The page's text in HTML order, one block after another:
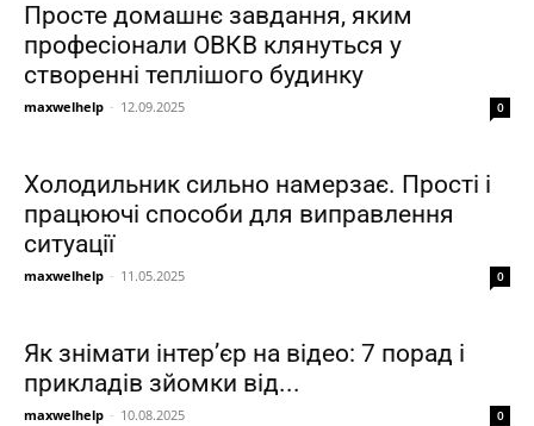
Просте домашнє завдання, яким
професіонали ОВКВ клянуться у
створенні теплішого будинку
maxwelhelp - 12.09.2025 0
Холодильник сильно намерзає. Прості і
працюючі способи для виправлення
ситуації
maxwelhelp - 11.05.2025 0
Як знімати інтер’єр на відео: 7 порад і
прикладів зйомки від...
maxwelhelp - 10.08.2025 0